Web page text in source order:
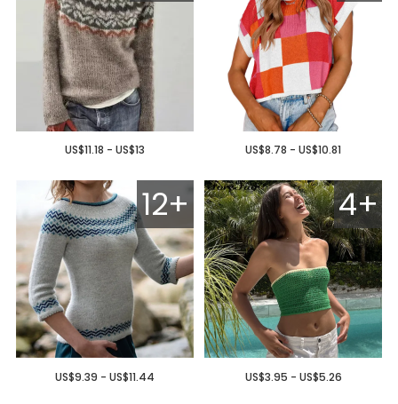
US$11.18 - US$13 US$8.78 - US$10.81
12+
US$9.39 - US$11.44
4+
US$3.95 - US$5.26